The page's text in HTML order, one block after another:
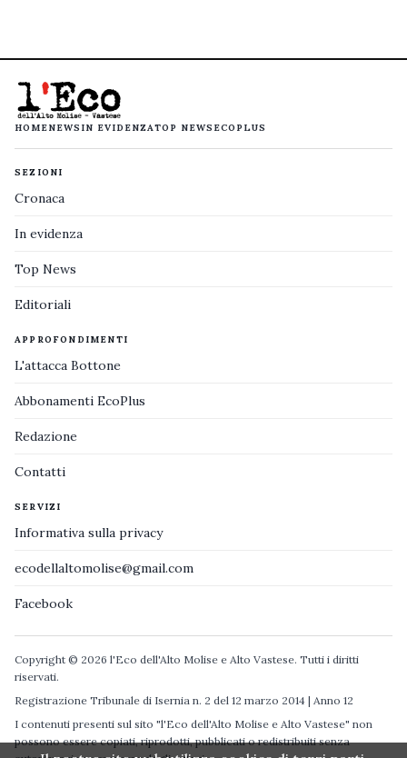
HOMENEWS IN EVIDENZATOP NEWS ECOPLUS
SEZIONI
Cronaca
In evidenza
Top News
Editoriali
APPROFONDIMENTI
L'attacca Bottone
Abbonamenti EcoPlus
Redazione
Contatti
SERVIZI
Informativa sulla privacy
ecodellaltomolise@gmail.com
Facebook
Copyright © 2026 l'Eco dell'Alto Molise e Alto Vastese. Tutti i diritti
riservati.
Registrazione Tribunale di Isernia n. 2 del 12 marzo 2014 | Anno 12
I contenuti presenti sul sito "l'Eco dell'Alto Molise e Alto Vastese" non
possono essere copiati, riprodotti, pubblicati o redistribuiti senza